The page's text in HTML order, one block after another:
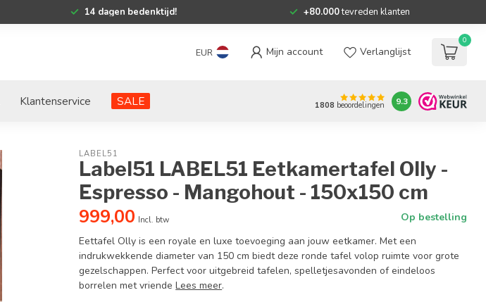
14 dagen bedenktijd! +80.000tevreden klanten
EUR Mijn account Verlanglijst
0
Klantenservice SALE 1808 beoordelingen 9.3
LABEL51
Label51 LABEL51 Eetkamertafel Olly -
Espresso - Mangohout - 150x150 cm
999,00 Incl. btw
Op bestelling
Eettafel Olly is een royale en luxe toevoeging aan jouw eetkamer. Met een
indrukwekkende diameter van 150 cm biedt deze ronde tafel volop ruimte voor grote
gezelschappen. Perfect voor uitgebreid tafelen, spelletjesavonden of eindeloos
borrelen met vriendeLees meer.